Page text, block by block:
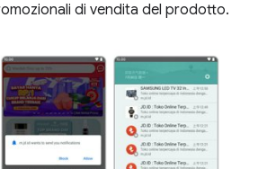
di vendita del prodotto.